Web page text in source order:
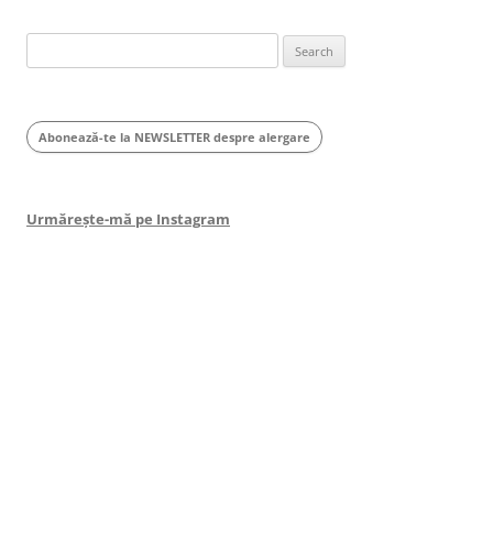
for:
Abonează-te la NEWSLETTER despre alergare
Urmărește-mă pe Instagram